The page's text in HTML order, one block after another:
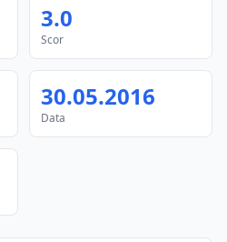
3.0
Scor
30.05.2016
Data